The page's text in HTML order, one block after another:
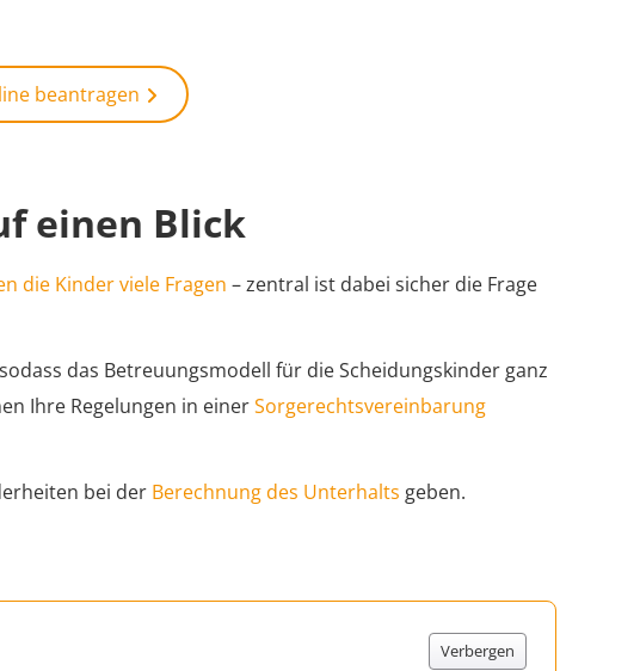
beantragen
einen Blick
die Kinder viele Fragen – zentral ist dabei sicher die Frage
das Betreuungsmodell für die Scheidungskinder ganz
Ihre Regelungen in einerSorgerechtsvereinbarung
bei der Berechnung des Unterhalts geben.
Verbergen